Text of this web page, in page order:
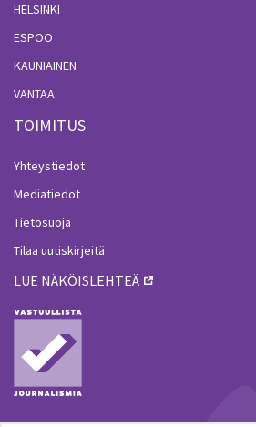
HELSINKI
ESPOO
KAUNIAINEN
VANTAA
TOIMITUS
Yhteystiedot
Mediatiedot
Tietosuoja
Tilaa uutiskirjeitä
LUE NÄKÖISLEHTEÄ